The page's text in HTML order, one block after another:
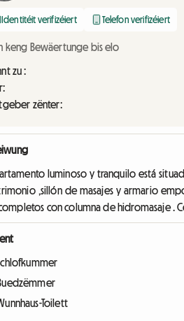
Identitéit verifizéiert Telefon verifizéiert
keng Bewäertunge bis elo
zu :
zënter:
luminoso y tranquilo está
,sillón de masajes y armario
con columna de hidromasaje .
Toilett